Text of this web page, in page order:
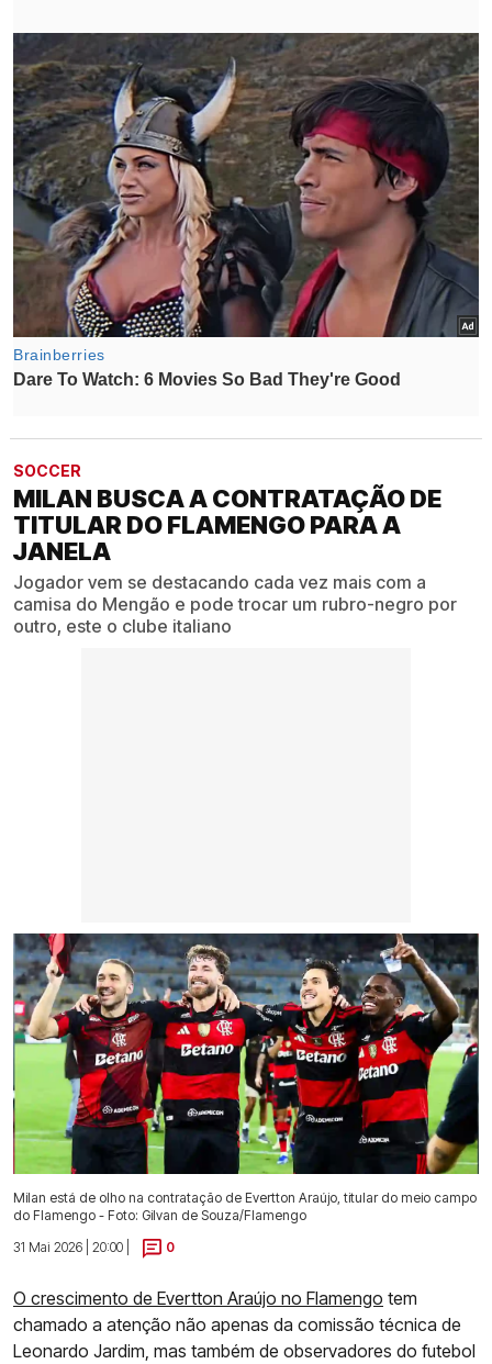
SOCCER
MILAN BUSCA A CONTRATAÇÃO DE
TITULAR DO FLAMENGO PARA A
JANELA
Jogador vem se destacando cada vez mais com a
camisa do Mengão e pode trocar um rubro-negro por
outro, este o clube italiano
Milan está de olho na contratação de Evertton Araújo, titular do meio campo
do Flamengo - Foto: Gilvan de Souza/Flamengo
31 Mai 2026 | 20:00 |
0
O crescimento de Evertton Araújo no Flamengo tem
chamado a atenção não apenas da comissão técnica de
Leonardo Jardim, mas também de observadores do futebol